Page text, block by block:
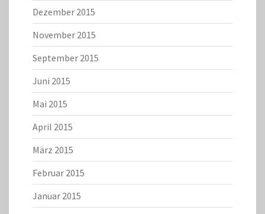
Dezember 2015
November 2015
September 2015
Juni 2015
Mai 2015
April 2015
März 2015
Februar 2015
Januar 2015